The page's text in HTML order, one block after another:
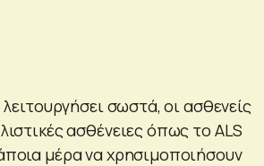
σωστά, οι ασθενείς
ασθένειες όπως το ALS
μέρα να χρησιμοποιήσουν